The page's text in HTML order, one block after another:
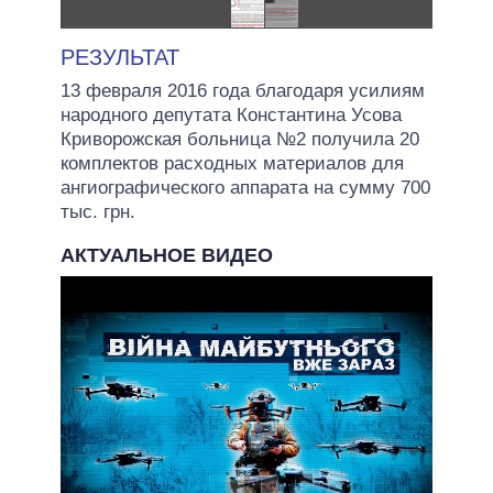
РЕЗУЛЬТАТ
13 февраля 2016 года благодаря усилиям
народного депутата Константина Усова
Криворожская больница №2 получила 20
комплектов расходных материалов для
ангиографического аппарата на сумму 700
тыс. грн.
АКТУАЛЬНОЕ ВИДЕО